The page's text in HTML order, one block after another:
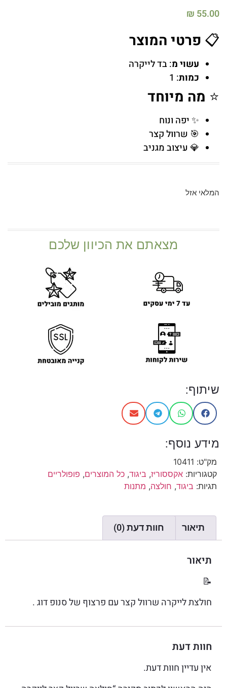
₪ 55.00
📋 פרטי המוצר
עשוי מ: בד לייקרה
כמות: 1
⭐ מה מיוחד
✨ יפה ונוח
🎯 שרוול קצר
💎 עיצוב מגניב
המלאי אזל
מצאתם את הכיוון שלכם
שיתוף:
מידע נוסף:
מק"ט: 10411
קטגוריות: אקססוריז, ביגוד, כל המוצרים, פופולריים
תגיות: ביגוד, חולצה, מתנות
תיאור חוות דעת (0)
תיאור
📝
חולצת לייקרה שרוול קצר עם פרצוף של סנופ דוג .
חוות דעת
אין עדיין חוות דעת.